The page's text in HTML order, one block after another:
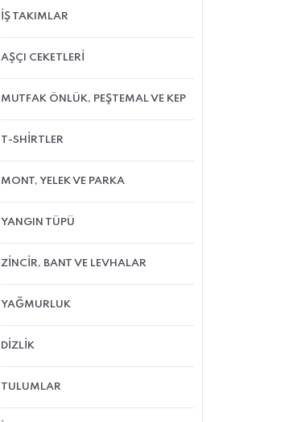
İŞ TAKIMLAR
AŞÇI CEKETLERİ
MUTFAK ÖNLÜK, PEŞTEMAL VE KEP
T-SHİRTLER
MONT, YELEK VE PARKA
YANGIN TÜPÜ
ZİNCİR, BANT VE LEVHALAR
YAĞMURLUK
DİZLİK
TULUMLAR